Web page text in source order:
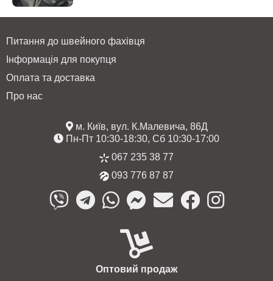
Питання до швейного фахівця
Інформація для покупця
Оплата та доставка
Про нас
м. Київ, вул. К.Малевича, 86Д
Пн-Пт 10:30-18:30, Сб 10:30-17:00
067 235 38 77
093 776 87 87
Оптовий продаж